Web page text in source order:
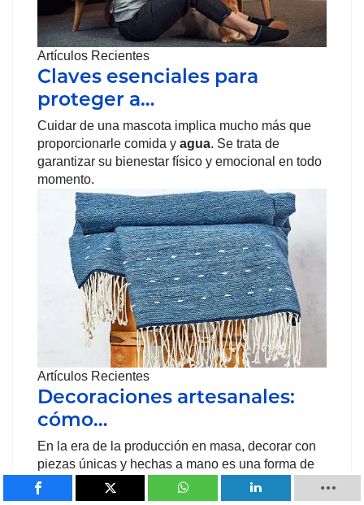
Artículos Recientes
Claves esenciales para
proteger a…
Cuidar de una mascota implica mucho más que
proporcionarle comida y agua. Se trata de
garantizar su bienestar físico y emocional en todo
momento.
Artículos Recientes
Decoraciones artesanales:
cómo…
En la era de la producción en masa, decorar con
piezas únicas y hechas a mano es una forma de
diferenciarse y aportar autenticidad a los
espacios.